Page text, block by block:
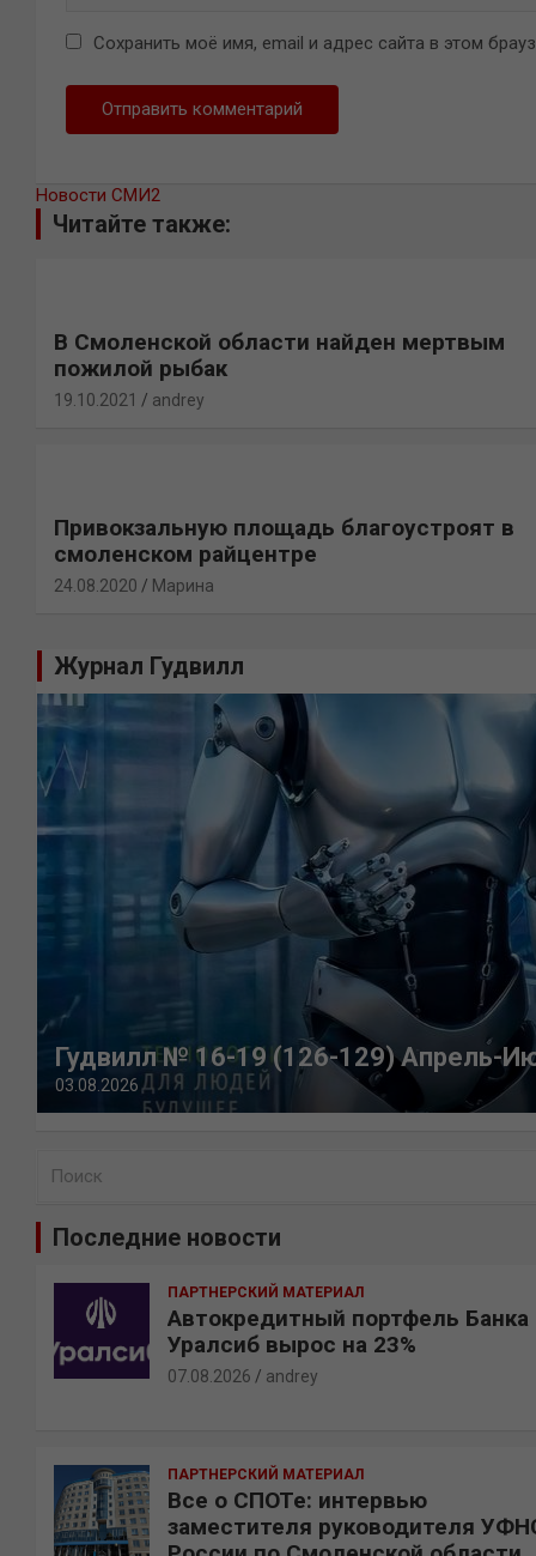
Сохранить моё имя, email и адрес сайта в этом
Новости СМИ2
Читайте также:
В Смоленской области найден мертвым
пожилой рыбак
19.10.2021 andrey
Привокзальную площадь благоустроят в
смоленском райцентре
24.08.2020 Марина
Журнал Гудвилл
Гудвилл № 16-19 (126-129) Апрель-
03.08.2026
Последние новости
ПАРТНЕРСКИЙ МАТЕРИАЛ
Автокредитный портфель Банка
Уралсиб вырос на 23%
07.08.2026 andrey
ПАРТНЕРСКИЙ МАТЕРИАЛ
Все о СПОТе: интервью
заместителя руководителя